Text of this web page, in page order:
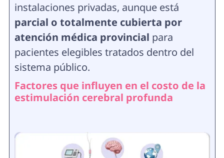
instalaciones privadas, aunque está
parcial o totalmente cubierta por
atención médica provincial para
pacientes elegibles tratados dentro del
sistema público.
Factores que influyen en el costo de la
estimulación cerebral profunda